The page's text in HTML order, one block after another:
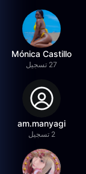
Mónica Castillo
27 تسجيل
am.manyagi
2 تسجيل